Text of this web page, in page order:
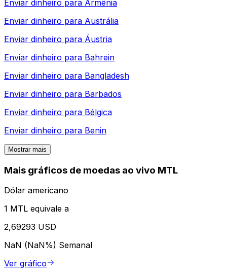
Enviar dinheiro para Armênia
Enviar dinheiro para Austrália
Enviar dinheiro para Áustria
Enviar dinheiro para Bahrein
Enviar dinheiro para Bangladesh
Enviar dinheiro para Barbados
Enviar dinheiro para Bélgica
Enviar dinheiro para Benin
Mostrar mais
Mais gráficos de moedas ao vivo MTL
Dólar americano
1 MTL equivale a
2,69293 USD
NaN (NaN%) Semanal
Ver gráfico